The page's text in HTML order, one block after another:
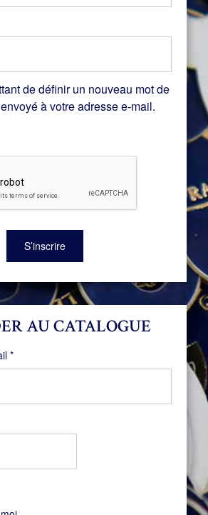
AU CATALOGUE
*Obligatoire
de définir un nouveau mot de
à votre adresse e-mail.
S’inscrire